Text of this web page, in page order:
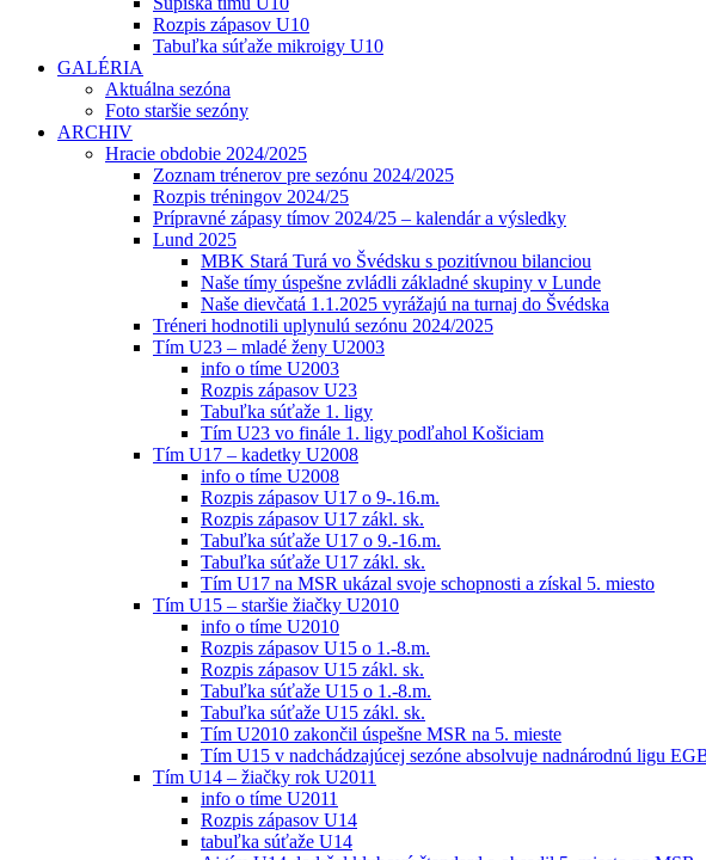
Rozpis zápasov U10
Tabuľka súťaže mikroigy U10
GALÉRIA
Aktuálna sezóna
Foto staršie sezóny
ARCHIV
Hracie obdobie 2024/2025
Zoznam trénerov pre sezónu 2024/2025
Rozpis tréningov 2024/25
Prípravné zápasy tímov 2024/25 – kalendár a výsledky
Lund 2025
MBK Stará Turá vo Švédsku s pozitívnou bilanciou
Naše tímy úspešne zvládli základné skupiny v Lunde
Naše dievčatá 1.1.2025 vyrážajú na turnaj do Švédska
Tréneri hodnotili uplynulú sezónu 2024/2025
Tím U23 – mladé ženy U2003
info o tíme U2003
Rozpis zápasov U23
Tabuľka súťaže 1. ligy
Tím U23 vo finále 1. ligy podľahol Košiciam
Tím U17 – kadetky U2008
info o tíme U2008
Rozpis zápasov U17 o 9-.16.m.
Rozpis zápasov U17 zákl. sk.
Tabuľka súťaže U17 o 9.-16.m.
Tabuľka súťaže U17 zákl. sk.
Tím U17 na MSR ukázal svoje schopnosti a získal 5. miesto
Tím U15 – staršie žiačky U2010
info o tíme U2010
Rozpis zápasov U15 o 1.-8.m.
Rozpis zápasov U15 zákl. sk.
Tabuľka súťaže U15 o 1.-8.m.
Tabuľka súťaže U15 zákl. sk.
Tím U2010 zakončil úspešne MSR na 5. mieste
Tím U15 v nadchádzajúcej sezóne absolvuje nadnárodnú ligu
Tím U14 – žiačky rok U2011
info o tíme U2011
Rozpis zápasov U14
tabuľka súťaže U14